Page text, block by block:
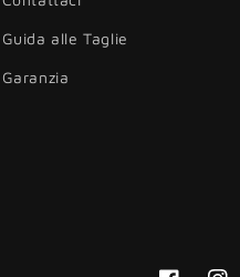
Guida alle Taglie
Garanzia